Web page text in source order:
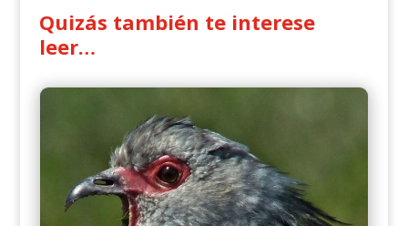
Quizás también te interese
leer…